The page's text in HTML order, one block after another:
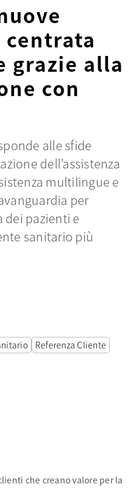
centrata
grazie alla
con
alle sfide
dell’assistenza
multilingue e
per
dei pazienti e
sanitario più
Referenza Cliente
che creano valore per la